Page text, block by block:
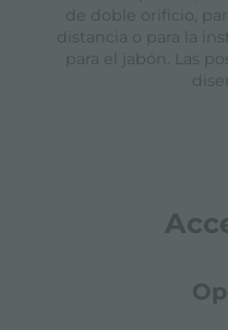
de doble orificio,
distancia o para la
para el jabón. Las